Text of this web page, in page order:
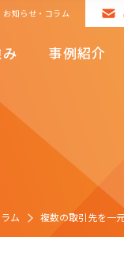
お知らせ・コラム
事例紹介
挨拶・理念
・会社概要
ム 複数の取引先を一